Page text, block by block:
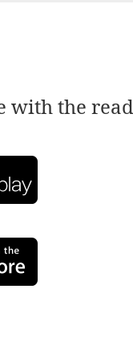
with the